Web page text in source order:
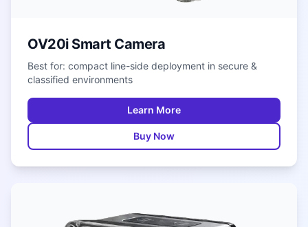
OV20i Smart Camera
Best for: compact line-side deployment in secure &
classified environments
Learn More
Buy Now